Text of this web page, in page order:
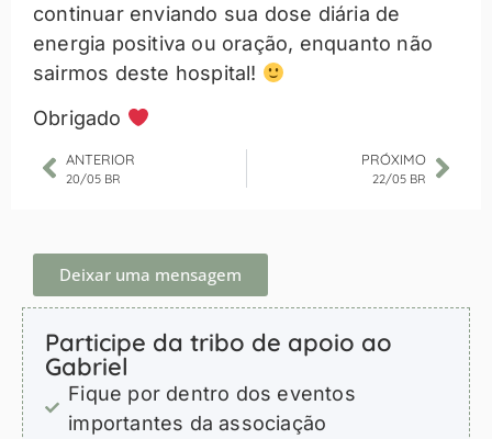
continuar enviando sua dose diária de
energia positiva ou oração, enquanto não
sairmos deste hospital!
Obrigado
ANTERIOR
20/05 BR
PRÓXIMO
22/05 BR
Deixar uma mensagem
Participe da tribo de apoio ao
Gabriel
Fique por dentro dos eventos
importantes da associação